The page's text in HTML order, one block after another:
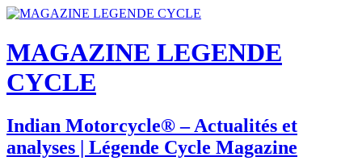
MAGAZINE LEGENDE
CYCLE
Indian Motorcycle® – Actualités et
analyses | Légende Cycle Magazine